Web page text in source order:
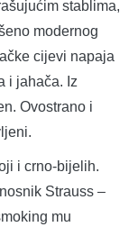
stablima,
modernog
cijevi napaja
i jahača. Iz
Ovostrano i
i crno-bijelih.
Strauss –
mu